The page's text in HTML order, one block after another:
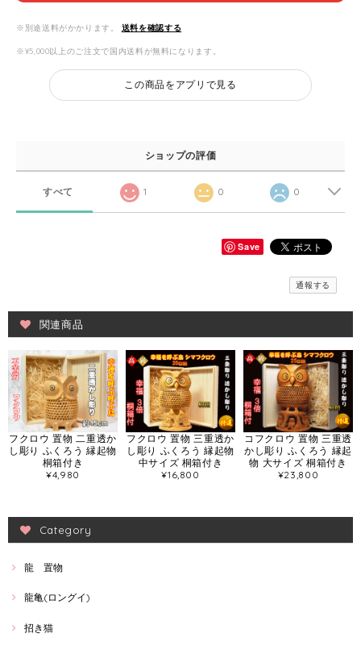
※別途送料がかかります。 送料を確認する
※¥5,000以上のご注文で国内送料が無料になります。
この商品をアプリで見る
ショップの評価
すべて 1 0 0
Save
通報する
関連商品
フクロウ 置物 二重透か
し彫り ふくろう 縁起物
桐箱付き
¥4,980
フクロウ 置物 三重透か
し彫り ふくろう 縁起物
中サイズ 桐箱付き
¥16,800
コフクロウ 置物 三重透
かし彫り ふくろう 縁起
物 大サイズ 桐箱付き
¥23,800
Category
龍 置物
龍亀(ロングイ)
招き猫